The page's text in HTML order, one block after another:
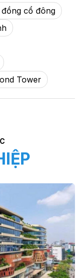
cổ đông
Tower